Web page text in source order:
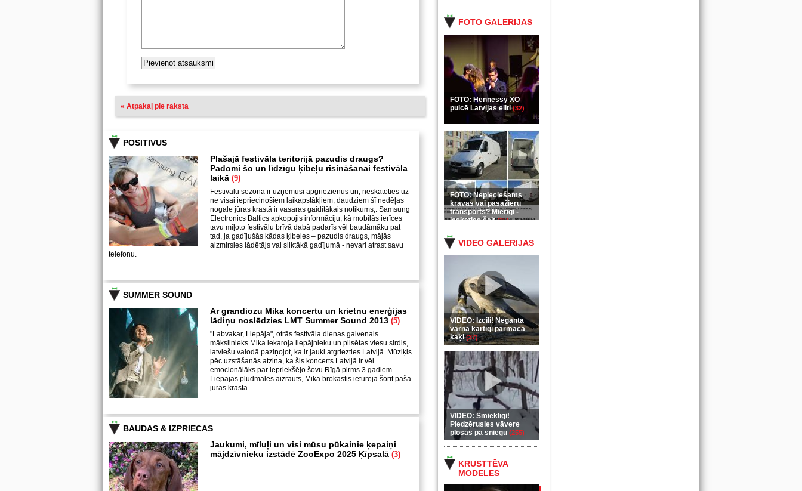
FOTO GALERIJAS
FOTO: Hennessy XO
pulcē Latvijas eliti(32)
FOTO: Nepieciešams
kravas vai pasažieru
transports? Mierīgi -
ieskaties šeit(35)
VIDEO GALERIJAS
VIDEO: Izcili! Neganta
vārna kārtīgi pārmāca
kaķi(37)
VIDEO: Smieklīgi!
Piedzērusies vāvere
plosās pa sniegu (255)
KRUSTTĒVA
MODELES
« Atpakaļ pie raksta
POSITIVUS
Plašajā festivāla teritorijā pazudis draugs?
Padomi šo un līdzīgu ķibeļu risināšanai festivāla
laikā (9)
Festivālu sezona ir uzņēmusi apgriezienus un, neskatoties uz
ne visai iepriecinošiem laikapstākļiem, daudziem šī nedēļas
nogale jūras krastā ir vasaras gaidītākais notikums,. Samsung
Electronics Baltics apkopojis informāciju, kā mobilās ierīces
tavu mīļoto festivālu brīvā dabā padarīs vēl baudāmāku pat
tad, ja gadījušās kādas ķibeles – pazudis draugs, mājās
aizmirsies lādētājs vai sliktākā gadījumā - nevari atrast savu
telefonu.
SUMMER SOUND
Ar grandiozu Mika koncertu un krietnu enerģijas
lādiņu noslēdzies LMT Summer Sound 2013 (5)
"Labvakar, Liepāja", otrās festivāla dienas galvenais
mākslinieks Mika iekaroja liepājnieku un pilsētas viesu sirdis,
latviešu valodā paziņojot, ka ir jauki atgriezties Latvijā. Mūziķis
pēc uzstāšanās atzina, ka šis koncerts Latvijā ir vēl
emocionālāks par iepriekšējo šovu Rīgā pirms 3 gadiem.
Liepājas pludmales aizrauts, Mika brokastis ieturēja šorīt pašā
jūras krastā.
BAUDAS & IZPRIECAS
Jaukumi, mīluļi un visi mūsu pūkainie ķepaiņi
mājdzīvnieku izstādē ZooExpo 2025 Ķīpsalā (3)